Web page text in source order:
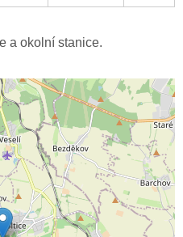
a okolní stanice.